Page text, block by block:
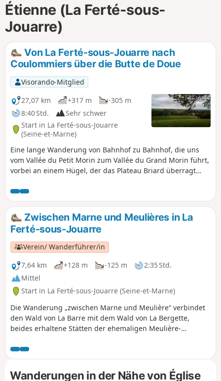
Étienne (La Ferté-sous-
Jouarre)
Von La Ferté-sous-Jouarre nach
Coulommiers über die Butte de Doue
Visorando-Mitglied
27,07 km
+317 m
-305 m
8:40 Std.
Sehr schwer
Start in La Ferté-sous-Jouarre
(Seine-et-Marne)
Eine lange Wanderung von Bahnhof zu Bahnhof, die uns
vom Vallée du Petit Morin zum Vallée du Grand Morin führt,
vorbei an einem Hügel, der das Plateau Briard überragt
abwechslungsreichen Landschaften zwischen Wäldern,
Feldern und Weiden an den Hängen. Charmante Bäche und
ein schönes architektonisches Erbe runden das Bild ab.
Zwischen Marne und Meulières in La
Ferté-sous-Jouarre
Verein/ Wanderführer/in
7,64 km
+128 m -125 m
2:35 Std.
Mittel
Start in La Ferté-sous-Jouarre (Seine-et-Marne)
Die Wanderung „zwischen Marne und Meulière“ verbindet
den Wald von La Barre mit dem Wald von La Bergette,
beides erhaltene Stätten der ehemaligen Meulière-
begründeten.
Wanderungen in der Nähe von Église